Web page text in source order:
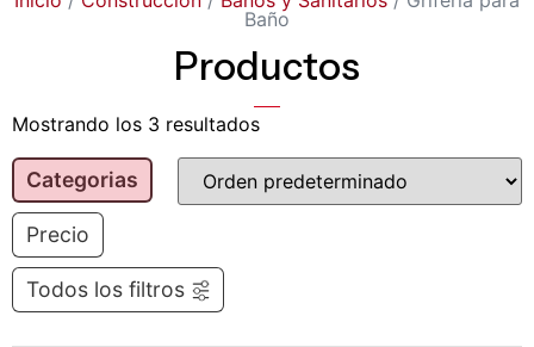
Baño
Productos
Mostrando los 3 resultados
Categorias
Precio
Todos los filtros